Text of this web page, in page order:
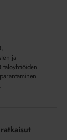
ja
taloyhtiöiden